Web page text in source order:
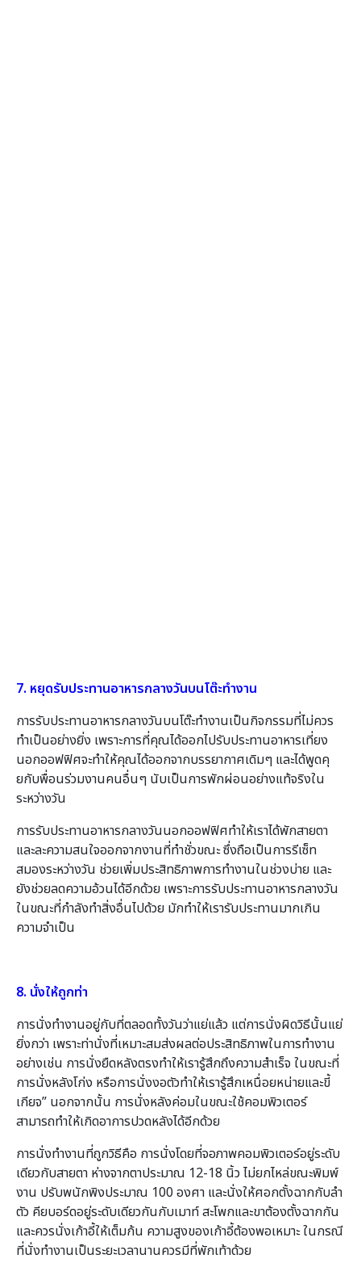
7. หยุดรับประทานอาหารกลางวันบนโต๊ะทำงาน
การรับประทานอาหารกลางวันบนโต๊ะทำงานเป็นกิจกรรมที่ไม่ควร
ทำเป็นอย่างยิ่ง เพราะการที่คุณได้ออกไปรับประทานอาหารเที่ยง
นอกออฟฟิศจะทำให้คุณได้ออกจากบรรยากาศเดิมๆ และได้พูดคุ
ยกับพื่อนร่วมงานคนอื่นๆ นับเป็นการพักผ่อนอย่างแท้จริงใน
ระหว่างวัน
การรับประทานอาหารกลางวันนอกออฟฟิศทำให้เราได้พักสายตา
และละความสนใจออกจากงานที่ทำชั่วขณะ ซึ่งถือเป็นการรีเซ็ท
สมองระหว่างวัน ช่วยเพิ่มประสิทธิภาพการทำงานในช่วงบ่าย และ
ยังช่วยลดความอ้วนได้อีกด้วย เพราะการรับประทานอาหารกลางวัน
ในขณะที่กำลังทำสิ่งอื่นไปด้วย มักทำให้เรารับประทานมากเกิน
ความจำเป็น
8. นั่งให้ถูกท่า
การนั่งทำงานอยู่กับที่ตลอดทั้งวันว่าแย่แล้ว แต่การนั่งผิดวิธีนั้นแย่
ยิ่งกว่า เพราะท่านั่งที่เหมาะสมส่งผลต่อประสิทธิภาพในการทำงาน
อย่างเช่น การนั่งยืดหลังตรงทำให้เรารู้สึกถึงความสำเร็จ ในขณะที่
การนั่งหลังโก่ง หรือการนั่งงอตัวทำให้เรารู้สึกเหนื่อยหน่ายและขี้
เกียจ” นอกจากนั้น การนั่งหลังค่อมในขณะใช้คอมพิวเตอร์
สามารถทำให้เกิดอาการปวดหลังได้อีกด้วย
การนั่งทำงานที่ถูกวิธีคือ การนั่งโดยที่จอภาพคอมพิวเตอร์อยู่ระดับ
เดียวกับสายตา ห่างจากตาประมาณ 12-18 นิ้ว ไม่ยกไหล่ขณะพิมพ์
งาน ปรับพนักพิงประมาณ 100 องศา และนั่งให้ศอกตั้งฉากกับลำ
ตัว คียบอร์ดอยู่ระดับเดียวกันกับเมาท์ สะโพกและขาต้องตั้งฉากกัน
และควรนั่งเก้าอี้ให้เต็มก้น ความสูงของเก้าอี้ต้องพอเหมาะ ในกรณี
ที่นั่งทำงานเป็นระยะเวลานานควรมีที่พักเท้าด้วย